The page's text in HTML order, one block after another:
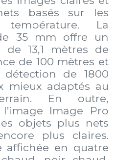
basés sur les
La
35 mm offre un
13,1 mètres de
de 100 mètres et
de 1800
mieux adaptés au
En outre,
Image Pro
objets plus nets
plus claires.
affichée en quatre